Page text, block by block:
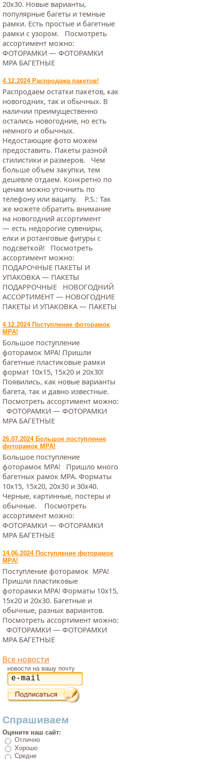
20х30. Новые варианты,
популярные багеты и темные
рамки. Есть простые и багетные
рамки с узором. Посмотреть
ассортимент можно:
ФОТОРАМКИ — ФОТОРАМКИ
МРА БАГЕТНЫЕ
4.12.2024 Распродажа пакетов!
Распродаем остатки пакетов, как
новогодних, так и обычных. В
наличии преимущественно
остались новогодние, но есть
немного и обычных.
Недостающие фото можем
предоставить. Пакеты разной
стилистики и размеров. Чем
больше объем закупки, тем
дешевле отдаем. Конкретно по
ценам можно уточнить по
телефону или вацапу. Р.S.: Так
же можете обратить внимание
на новогодний ассортимент
— есть недорогие сувениры,
елки и ротанговые фигуры с
подсветкой! Посмотреть
ассортимент можно:
ПОДАРОЧНЫЕ ПАКЕТЫ И
УПАКОВКА — ПАКЕТЫ
ПОДАРРОЧНЫЕ НОВОГОДНИЙ
АССОРТИМЕНТ — НОВОГОДНИЕ
ПАКЕТЫ И УПАКОВКА — ПАКЕТЫ
4.12.2024 Поступление фоторамок
МРА!
Большое поступление
фоторамок МРА! Пришли
багетные пластиковые рамки
формат 10х15, 15х20 и 20х30!
Появились, как новые варианты
багета, так и давно известные.
Посмотреть ассортимент можно:
ФОТОРАМКИ — ФОТОРАМКИ
МРА БАГЕТНЫЕ
26.07.2024 Большое поступление
фоторамок МРА!
Большое поступление
фоторамок МРА! Пришло много
багетных рамок МРА. Форматы
10х15, 15х20, 20х30 и 30х40.
Черные, картинные, постеры и
обычные. Посмотреть
ассортимент можно:
ФОТОРАМКИ — ФОТОРАМКИ
МРА БАГЕТНЫЕ
14.06.2024 Поступление фоторамок
МРА!
Поступление фоторамок МРА!
Пришли пластиковые
фоторамки МРА! Форматы 10х15,
15х20 и 20х30. Багетные и
обычные, разных вариантов.
Посмотреть ассортимент можно:
ФОТОРАМКИ — ФОТОРАМКИ
МРА БАГЕТНЫЕ
Все новости
новости на вашу почту
Спрашиваем
Оцените наш сайт:
Отлично
Хорошо
Средне